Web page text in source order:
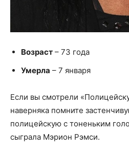
Возраст – 73 года
Умерла – 7 января
Если вы смотрели
наверняка помните
полицейскую с тоненьким
сыграла Мэрион Рэмси.